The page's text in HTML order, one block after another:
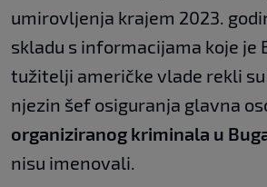
umirovljenja krajem 2023.
skladu s informacijama koje je
tužitelji američke vlade rekli su
njezin šef osiguranja glavna
organiziranog kriminala u
nisu imenovali.